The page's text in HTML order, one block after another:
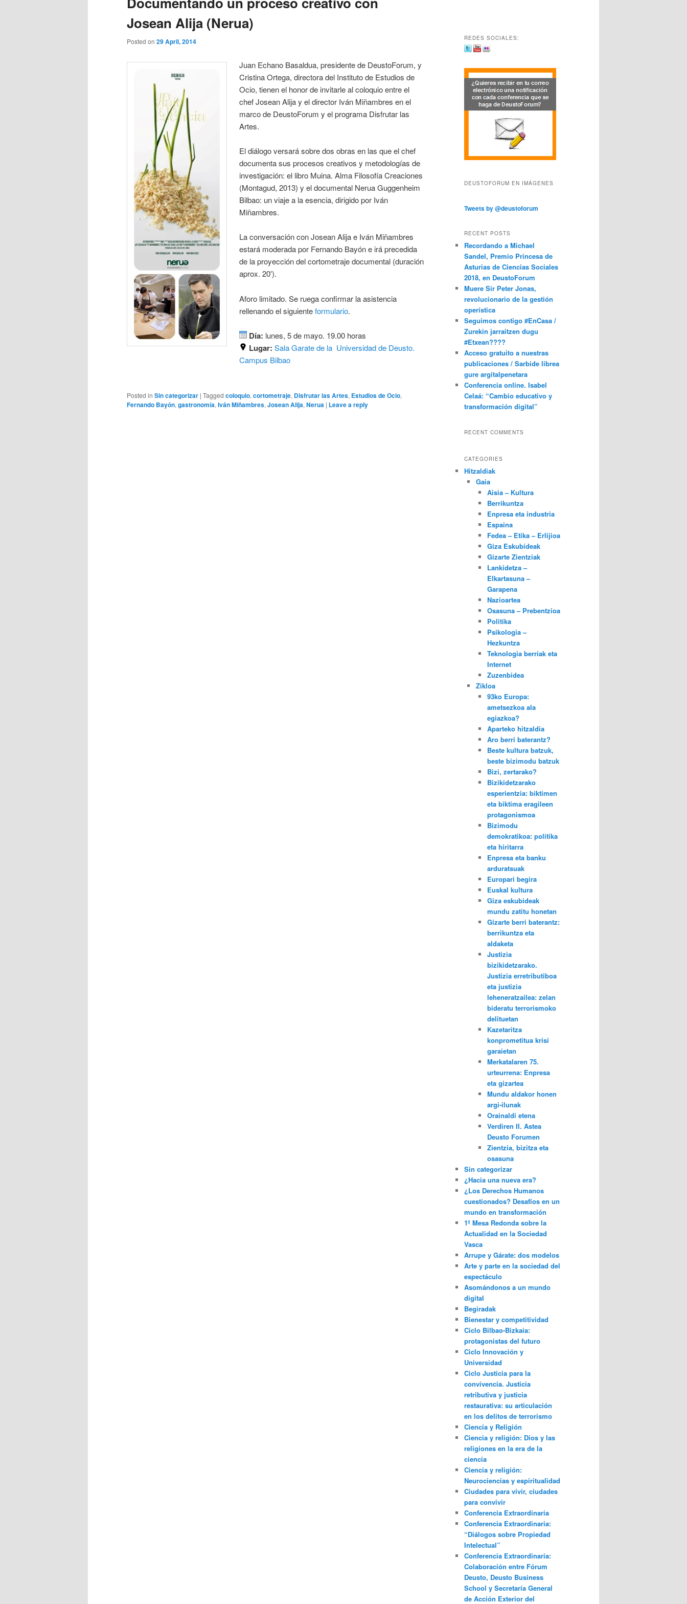
Josean Alija (Nerua)
Posted on 29 April, 2014
Juan Echano Basaldua, presidente de DeustoForum, y
Cristina Ortega, directora del Instituto de Estudios de
Ocio, tienen el honor de invitarle al coloquio entre el
chef Josean Alija y el director Iván Miñambres en el
marco de DeustoForum y el programa Disfrutar las
Artes.
El diálogo versará sobre dos obras en las que el chef
documenta sus procesos creativos y metodologías de
investigación: el libro Muina. Alma Filosofía Creaciones
(Montagud, 2013) y el documental Nerua Guggenheim
Bilbao: un viaje a la esencia, dirigido por Iván
Miñambres.
La conversación con Josean Alija e Iván Miñambres
estará moderada por Fernando Bayón e irá precedida
de la proyección del cortometraje documental (duración
aprox. 20′).
Aforo limitado. Se ruega confirmar la asistencia
rellenando el siguienteformulario.
Día: lunes, 5 de mayo. 19.00 horas
Lugar: Sala Garate de la Universidad de Deusto.
Campus Bilbao
Posted in Sin categorizar | Tagged coloquio,cortometraje, Disfrutar las Artes, Estudios de Ocio,
Fernando Bayón,gastronomía,Iván Miñambres,Josean Alija,Nerua | Leave a reply
REDES SOCIALES:
DEUSTOFORUM EN IMÁGENES
Tweets by @deustoforum
RECENT POSTS
Recordando a Michael
Sandel, Premio Princesa de
Asturias de Ciencias Sociales
2018, en DeustoForum
Muere Sir Peter Jonas,
revolucionario de la gestión
operística
Seguimos contigo #EnCasa /
Zurekin jarraitzen dugu
#Etxean????
Acceso gratuito a nuestras
publicaciones / Sarbide librea
gure argitalpenetara
Conferencia online. Isabel
Celaá: “Cambio educativo y
transformación digital”
RECENT COMMENTS
CATEGORIES
Hitzaldiak
Gaia
Aisia – Kultura
Berrikuntza
Enpresa eta industria
Espaina
Fedea – Etika – Erlijioa
Giza Eskubideak
Gizarte Zientziak
Lankidetza –
Elkartasuna –
Garapena
Nazioartea
Osasuna – Prebentzioa
Politika
Psikologia –
Hezkuntza
Teknologia berriak eta
Internet
Zuzenbidea
Zikloa
93ko Europa:
ametsezkoa ala
egiazkoa?
Aparteko hitzaldia
Aro berri baterantz?
Beste kultura batzuk,
beste bizimodu batzuk
Bizi, zertarako?
Bizikidetzarako
esperientzia: biktimen
eta biktima eragileen
protagonismoa
Bizimodu
demokratikoa: politika
eta hiritarra
Enpresa eta banku
arduratsuak
Europari begira
Euskal kultura
Giza eskubideak
mundu zatitu honetan
Gizarte berri baterantz:
berrikuntza eta
aldaketa
Justizia
bizikidetzarako.
Justizia erretributiboa
eta justizia
leheneratzailea: zelan
bideratu terrorismoko
delituetan
Kazetaritza
konprometitua krisi
garaietan
Merkatalaren 75.
urteurrena: Enpresa
eta gizartea
Mundu aldakor honen
argi-ilunak
Orainaldi etena
Verdiren II. Astea
Deusto Forumen
Zientzia, bizitza eta
osasuna
Sin categorizar
¿Hacia una nueva era?
¿Los Derechos Humanos
cuestionados? Desafíos en un
mundo en transformación
1º Mesa Redonda sobre la
Actualidad en la Sociedad
Vasca
Arrupe y Gárate: dos modelos
Arte y parte en la sociedad del
espectáculo
Asomándonos a un mundo
digital
Begiradak
Bienestar y competitividad
Ciclo Bilbao-Bizkaia:
protagonistas del futuro
Ciclo Innovación y
Universidad
Ciclo Justicia para la
convivencia. Justicia
retributiva y justicia
restaurativa: su articulación
en los delitos de terrorismo
Ciencia y Religión
Ciencia y religión: Dios y las
religiones en la era de la
ciencia
Ciencia y religión:
Neurociencias y espiritualidad
Ciudades para vivir, ciudades
para convivir
Conferencia Extraordinaria
Conferencia Extraordinaria:
“Diálogos sobre Propiedad
Intelectual”
Conferencia Extraordinaria:
Colaboración entre Fórum
Deusto, Deusto Business
School y Secretaría General
de Acción Exterior del